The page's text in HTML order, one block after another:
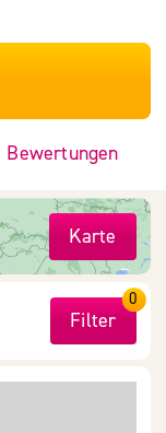
Bewertungen
Karte
Filter
0